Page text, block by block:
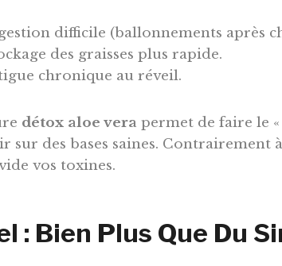
difficile (ballonnements après
des graisses plus rapide.
chronique au réveil.
détox aloe vera permet de faire le
sur des bases saines. Contrairement
vos toxines.
: Bien Plus Que Du